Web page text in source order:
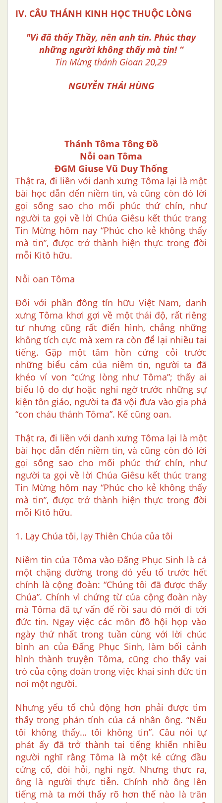
IV. CÂU THÁNH KINH HỌC THUỘC LÒNG
"Vì đã thấy Thầy, nên anh tin. Phúc thay
những người không thấy mà tin! “
Tin Mừng thánh Gioan 20,29
NGUYỄN THÁI HÙNG
Thánh Tôma Tông Đồ
Nỗi oan Tôma
ĐGM Giuse Vũ Duy Thống
Thật ra, đi liền với danh xưng Tôma lại là một
bài học dẫn đến niềm tin, và cũng còn đó lời
gọi sống sao cho mối phúc thứ chín, như
người ta gọi về lời Chúa Giêsu kết thúc trang
Tin Mừng hôm nay “Phúc cho kẻ không thấy
mà tin”, được trở thành hiện thực trong đời
mỗi Kitô hữu.
Nỗi oan Tôma
Đối với phần đông tín hữu Việt Nam, danh
xưng Tôma khơi gợi về một thái độ, rất riêng
tư nhưng cũng rất điển hình, chẳng những
không tích cực mà xem ra còn để lại nhiều tai
tiếng. Gặp một tâm hồn cứng cỏi trước
những biểu cảm của niềm tin, người ta đã
khéo ví von “cứng lòng như Tôma”; thấy ai
biểu lộ do dự hoặc nghi ngờ trước những sự
kiện tôn giáo, người ta đã vội đưa vào gia phả
“con cháu thánh Tôma”. Kể cũng oan.
Thật ra, đi liền với danh xưng Tôma lại là một
bài học dẫn đến niềm tin, và cũng còn đó lời
gọi sống sao cho mối phúc thứ chín, như
người ta gọi về lời Chúa Giêsu kết thúc trang
Tin Mừng hôm nay “Phúc cho kẻ không thấy
mà tin”, được trở thành hiện thực trong đời
mỗi Kitô hữu.
1. Lạy Chúa tôi, lạy Thiên Chúa của tôi
Niềm tin của Tôma vào Đấng Phục Sinh là cả
một chặng đường trong đó yếu tố trước hết
chính là cộng đoàn: “Chúng tôi đã được thấy
Chúa”. Chính vì chứng từ của cộng đoàn này
mà Tôma đã tự vấn để rồi sau đó mới đi tới
đức tin. Ngay việc các môn đồ hội họp vào
ngày thứ nhất trong tuần cùng với lời chúc
bình an của Đấng Phục Sinh, làm bối cảnh
hình thành truyện Tôma, cũng cho thấy vai
trò của cộng đoàn trong việc khai sinh đức tin
nơi một người.
Nhưng yếu tố chủ động hơn phải được tìm
thấy trong phản tỉnh của cá nhân ông. “Nếu
tôi không thấy… tôi không tin”. Câu nói tự
phát ấy đã trở thành tai tiếng khiến nhiều
người nghĩ rằng Tôma là một kẻ cứng đầu
cứng cổ, đòi hỏi, nghi ngờ. Nhưng thực ra,
ông là người thực tiễn. Chính nhờ ông lên
tiếng mà ta mới thấy rõ hơn thế nào là trăn